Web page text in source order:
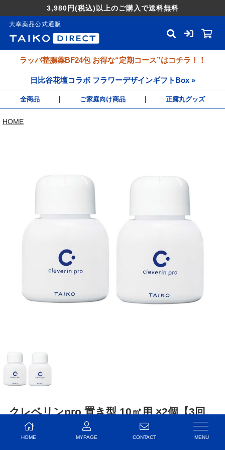
3,980円(税込) 以上のご購入で送料無料
大幸薬品公式通販
ラッパ整腸薬BF24包 お得な“定期コース”はコチラ！！
日比谷花壇コラボ フラワーデザインギフトBox »
全商品 ご家庭向け商品 正露丸グッズ
HOME
クレベリンpro 置き型 10㎡用 ×2個【3回
（6か月）購入お約束コース】
HOME MYPAGE CONTACT